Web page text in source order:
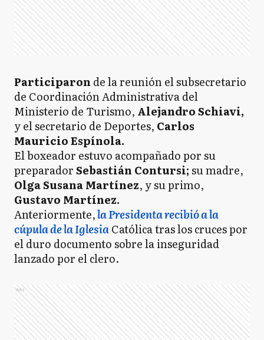
Participaron de la reunión el subsecretario
de Coordinación Administrativa del
Ministerio de Turismo, Alejandro Schiavi,
y el secretario de Deportes, Carlos
Mauricio Espínola.
El boxeador estuvo acompañado por su
preparadorSebastián Contursi;su madre,
Olga Susana Martínez, y su primo,
Gustavo Martínez.
Anteriormente,la Presidenta recibió a la
cúpula de la IglesiaCatólica tras los cruces por
el duro documento sobre la inseguridad
lanzado por el clero.
Ads